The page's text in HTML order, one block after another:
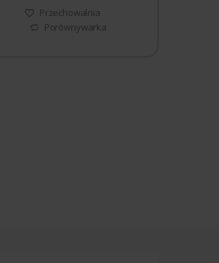
Przechowalnia
Porównywarka